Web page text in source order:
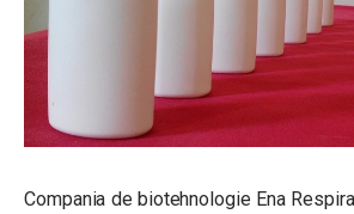
Compania de biotehnologie Ena